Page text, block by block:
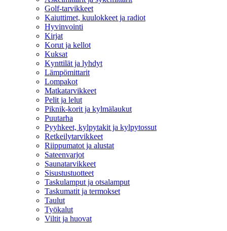
Golf-tarvikkeet
Kaiuttimet, kuulokkeet ja radiot
Hyvinvointi
Kirjat
Korut ja kellot
Kuksat
Kynttilät ja lyhdyt
Lämpömittarit
Lompakot
Matkatarvikkeet
Pelit ja lelut
Piknik-korit ja kylmälaukut
Puutarha
Pyyhkeet, kylpytakit ja kylpytossut
Retkeilytarvikkeet
Riippumatot ja alustat
Sateenvarjot
Saunatarvikkeet
Sisustustuotteet
Taskulamput ja otsalamput
Taskumatit ja termokset
Taulut
Työkalut
Viltit ja huovat